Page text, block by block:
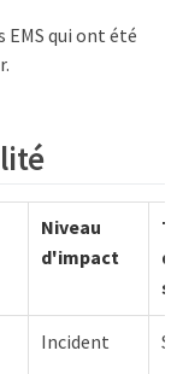
qui ont été
Niveau
d'impact
de
Incident